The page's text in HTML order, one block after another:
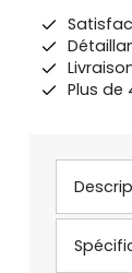
Plus de